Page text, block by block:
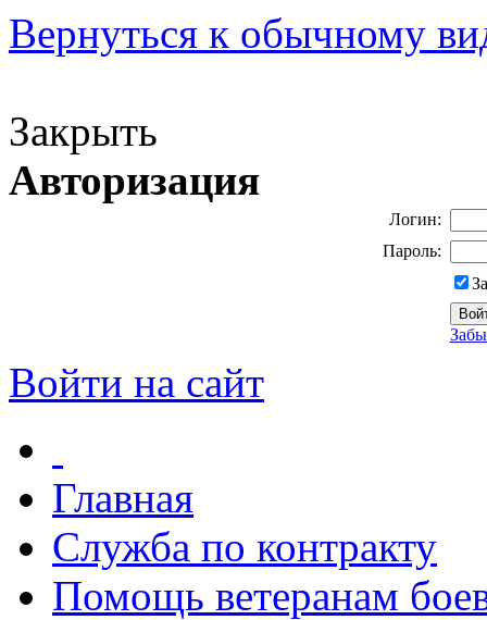
Вернуться к обычному
Закрыть
Авторизация
Логин:
Пароль:
Войти на сайт
Главная
Служба по контракту
Помощь ветеранам